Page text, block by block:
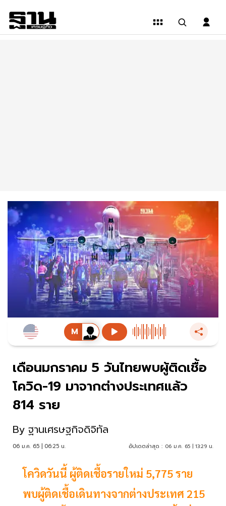
เดือนมกราคม 5 วันไทยพบผู้ติดเชื้อ
โควิด-19 มาจากต่างประเทศแล้ว
814 ราย
By ฐานเศรษฐกิจดิจิทัล
06 ม.ค. 65 | 06:25 น. อัปเดตล่าสุด : 06 ม.ค. 65 | 13:29 น.
โควิดวันนี้ ผู้ติดเชื้อรายใหม่ 5,775 ราย
พบผู้ติดเชื้อเดินทางจากต่างประเทศ 215